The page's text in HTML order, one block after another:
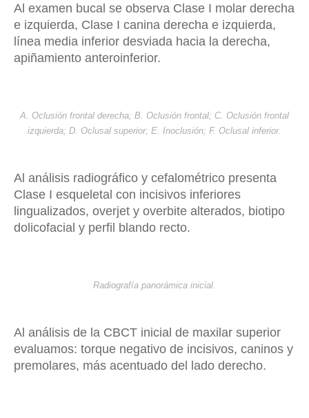
Al examen bucal se observa Clase I molar derecha
e izquierda, Clase I canina derecha e izquierda,
línea media inferior desviada hacia la derecha,
apiñamiento anteroinferior.
A. Oclusión frontal derecha; B. Oclusión frontal; C. Oclusión frontal
izquierda; D. Oclusal superior; E. Inoclusión; F. Oclusal inferior.
Al análisis radiográfico y cefalométrico presenta
Clase I esqueletal con incisivos inferiores
lingualizados, overjet y overbite alterados, biotipo
dolicofacial y perfil blando recto.
Radiografía panorámica inicial.
Al análisis de la CBCT inicial de maxilar superior
evaluamos: torque negativo de incisivos, caninos y
premolares, más acentuado del lado derecho.